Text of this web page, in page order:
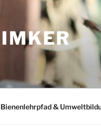
Bienenlehrpfad &